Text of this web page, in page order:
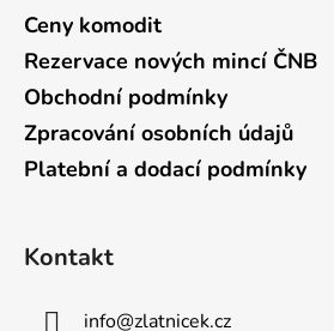
Ceny komodit
Rezervace nových mincí ČNB
Obchodní podmínky
Zpracování osobních údajů
Platební a dodací podmínky
Kontakt
info@zlatnicek.cz